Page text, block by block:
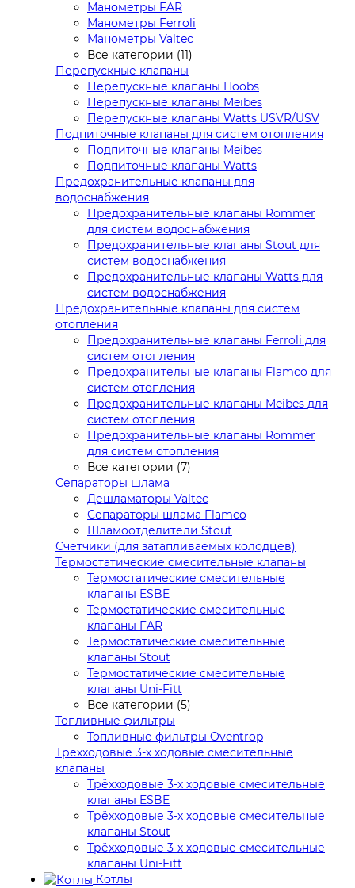
Манометры FAR
Манометры Ferroli
Манометры Valtec
Все категории (11)
Перепускные клапаны
Перепускные клапаны Hoobs
Перепускные клапаны Meibes
Перепускные клапаны Watts USVR/USV
Подпиточные клапаны для систем отопления
Подпиточные клапаны Meibes
Подпиточные клапаны Watts
Предохранительные клапаны для
водоснабжения
Предохранительные клапаны Rommer
для систем водоснабжения
Предохранительные клапаны Stout для
систем водоснабжения
Предохранительные клапаны Watts для
систем водоснабжения
Предохранительные клапаны для систем
отопления
Предохранительные клапаны Ferroli для
систем отопления
Предохранительные клапаны Flamco для
систем отопления
Предохранительные клапаны Meibes для
систем отопления
Предохранительные клапаны Rommer
для систем отопления
Все категории (7)
Сепараторы шлама
Дешламаторы Valtec
Сепараторы шлама Flamco
Шламоотделители Stout
Счетчики (для затапливаемых колодцев)
Термостатические смесительные клапаны
Термостатические смесительные
клапаны ESBE
Термостатические смесительные
клапаны FAR
Термостатические смесительные
клапаны Stout
Термостатические смесительные
клапаны Uni-Fitt
Все категории (5)
Топливные фильтры
Топливные фильтры Oventrop
Трёхходовые 3-х ходовые смесительные
клапаны
Трёхходовые 3-х ходовые смесительные
клапаны ESBE
Трёхходовые 3-х ходовые смесительные
клапаны Stout
Трёхходовые 3-х ходовые смесительные
клапаны Uni-Fitt
Котлы